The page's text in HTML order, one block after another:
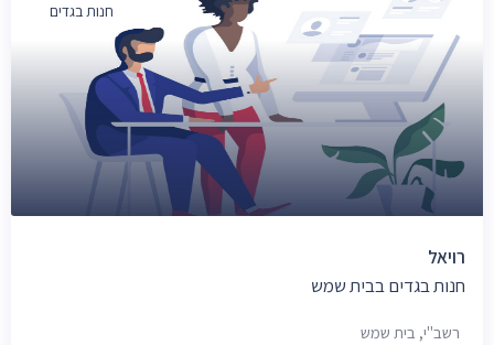
חנות בגדים
רויאל
חנות בגדים בבית שמש
רשב"י, בית שמש